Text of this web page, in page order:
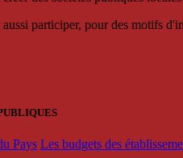
participer, pour des motifs
Pays Les budgets des